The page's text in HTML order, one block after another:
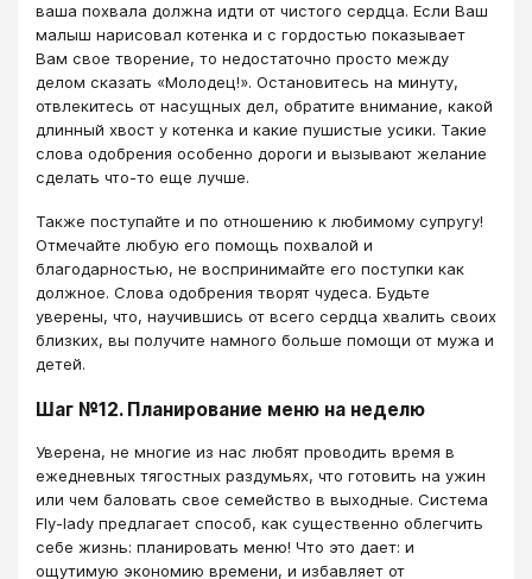
ваша похвала должна идти от чистого сердца. Если Ваш
малыш нарисовал котенка и с гордостью показывает
Вам свое творение, то недостаточно просто между
делом сказать «Молодец!». Остановитесь на минуту,
отвлекитесь от насущных дел, обратите внимание, какой
длинный хвост у котенка и какие пушистые усики. Такие
слова одобрения особенно дороги и вызывают желание
сделать что-то еще лучше.
Также поступайте и по отношению к любимому супругу!
Отмечайте любую его помощь похвалой и
благодарностью, не воспринимайте его поступки как
должное. Слова одобрения творят чудеса. Будьте
уверены, что, научившись от всего сердца хвалить своих
близких, вы получите намного больше помощи от мужа и
детей.
Шаг №12. Планирование меню на неделю
Уверена, не многие из нас любят проводить время в
ежедневных тягостных раздумьях, что готовить на ужин
или чем баловать свое семейство в выходные. Система
Fly-lady предлагает способ, как существенно облегчить
себе жизнь: планировать меню! Что это дает: и
ощутимую экономию времени, и избавляет от